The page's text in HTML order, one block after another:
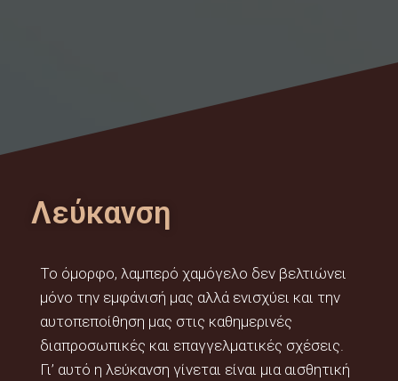
Λεύκανση
Το όμορφο, λαμπερό χαμόγελο δεν βελτιώνει
μόνο την εμφάνισή μας αλλά ενισχύει και την
αυτοπεποίθηση μας στις καθημερινές
διαπροσωπικές και επαγγελματικές σχέσεις.
Γι’ αυτό η λεύκανση γίνεται είναι μια αισθητική